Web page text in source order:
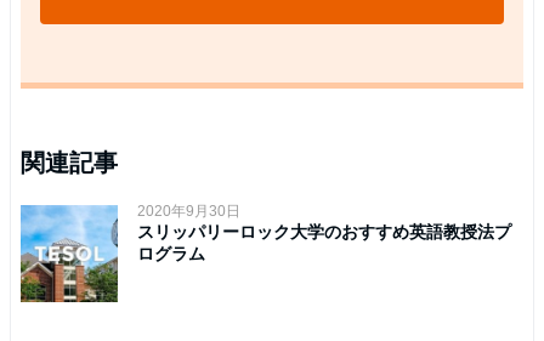
関連記事
2020年9月30日
スリッパリーロック大学のおすすめ英語教授法プ
ログラム